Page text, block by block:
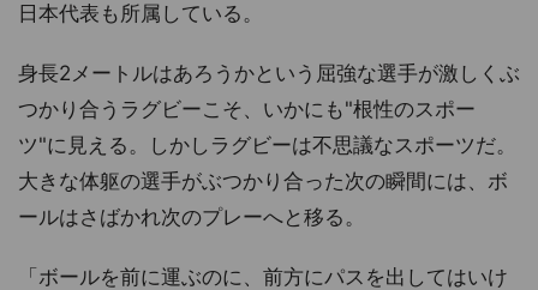
日本代表も所属している。
身長2メートルはあろうかという屈強な選手が激しくぶ
つかり合うラグビーこそ、いかにも"根性のスポー
ツ"に見える。しかしラグビーは不思議なスポーツだ。
大きな体躯の選手がぶつかり合った次の瞬間には、ボ
ールはさばかれ次のプレーへと移る。
「ボールを前に運ぶのに、前方にパスを出してはいけ